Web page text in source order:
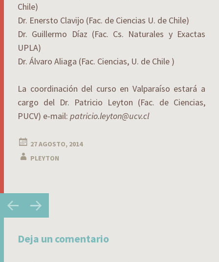
Chile)
Dr. Enersto Clavijo (Fac. de Ciencias U. de Chile)
Dr. Guillermo Díaz (Fac. Cs. Naturales y Exactas
UPLA)
Dr. Álvaro Aliaga (Fac. Ciencias, U. de Chile )
La coordinación del curso en Valparaíso estará a
cargo del Dr. Patricio Leyton (Fac. de Ciencias,
PUCV) e-mail: patricio.leyton@ucv.cl
27 AGOSTO, 2014
PLEYTON
Post
Deja un comentario